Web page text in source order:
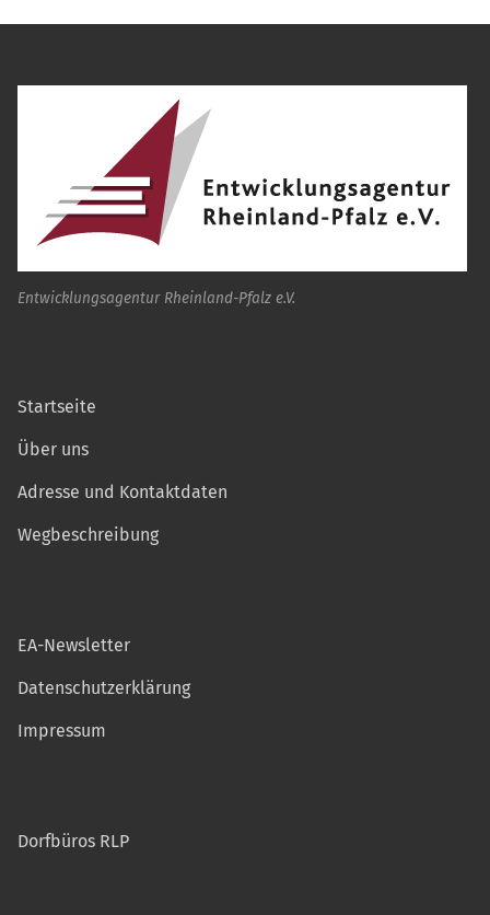
Entwicklungsagentur Rheinland-Pfalz e.V.
Startseite
Über uns
Adresse und Kontaktdaten
Wegbeschreibung
EA-Newsletter
Datenschutzerklärung
Impressum
Dorfbüros RLP